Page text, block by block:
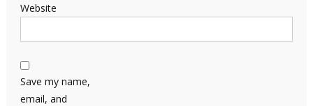
Website
Save my name,
email, and